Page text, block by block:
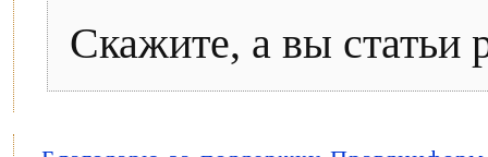
Скажите, а вы статьи